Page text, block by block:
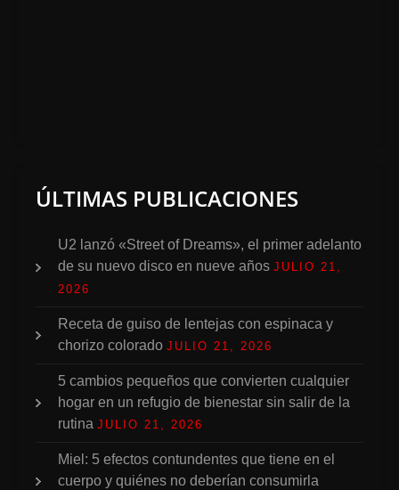
ÚLTIMAS PUBLICACIONES
U2 lanzó «Street of Dreams», el primer adelanto
de su nuevo disco en nueve años JULIO 21,
2026
Receta de guiso de lentejas con espinaca y
chorizo colorado JULIO 21, 2026
5 cambios pequeños que convierten cualquier
hogar en un refugio de bienestar sin salir de la
rutina JULIO 21, 2026
Miel: 5 efectos contundentes que tiene en el
cuerpo y quiénes no deberían consumirla